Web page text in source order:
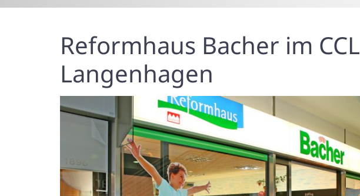
Reformhaus Bacher im CCL
Langenhagen